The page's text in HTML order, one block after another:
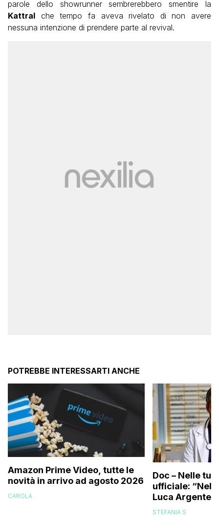
parole dello showrunner sembrerebbero smentire la
Kattral che tempo fa aveva rivelato di non avere
nessuna intenzione di prendere parte al revival.
POTREBBE INTERESSARTI ANCHE
Amazon Prime Video, tutte le
novità in arrivo ad agosto 2026
CAROLA
Doc – Nelle
ufficiale:
Luca
STEFANIA S